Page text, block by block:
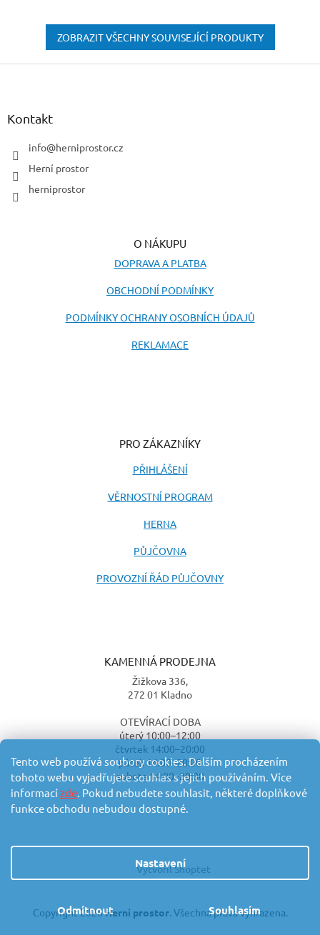
Tento web používá soubory cookies. Dalším procházením
tohoto webu vyjadřujete souhlas s jejich používáním. Více
informacízde. Pokud nebudete souhlasit, některé doplňkové
funkce obchodu nebudou dostupné.
Nastavení
Odmítnout Souhlasím
ZOBRAZIT VŠECHNY SOUVISEJÍCÍ PRODUKTY
Z
Kontakt
info@herniprostor.cz
Herní prostor
herniprostor
O NÁKUPU
DOPRAVA A PLATBA
OBCHODNÍ PODMÍNKY
PODMÍNKY OCHRANY OSOBNÍCH ÚDAJŮ
REKLAMACE
PRO ZÁKAZNÍKY
PŘIHLÁŠENÍ
VĚRNOSTNÍ PROGRAM
HERNA
PŮJČOVNA
PROVOZNÍ ŘÁD PŮJČOVNY
KAMENNÁ PRODEJNA
Žižkova 336,
272 01 Kladno
OTEVÍRACÍ DOBA
úterý 10:00–12:00
čtvrtek 14:00–20:00
pátek 14:00–20:00
sobota 14:00–20:00
Vytvořil Shoptet
Copyright 2026Herní prostor. Všechna práva vyhrazena.